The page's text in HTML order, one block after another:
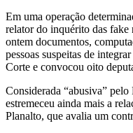
Em uma operação
relator do inquérito das fake
ontem documentos,
pessoas suspeitas de
Corte e convocou oito
Considerada “abusiva”
estremeceu ainda mais a
Planalto, que avalia um